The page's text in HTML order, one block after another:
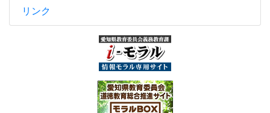
リンク